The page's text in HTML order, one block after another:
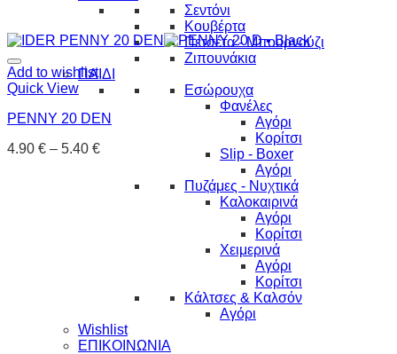
Σεντόνι
Κουβέρτα
Πετσέτα - Μπουρνούζι
Ζιπουνάκια
ΠΑΙΔΙ
Εσώρουχα
Φανέλες
Αγόρι
Κορίτσι
Slip - Boxer
Αγόρι
Πυζάμες - Νυχτικά
Καλοκαιρινά
Αγόρι
Κορίτσι
Χειμερινά
Αγόρι
Κορίτσι
Κάλτσες & Καλσόν
Αγόρι
Wishlist
ΕΠΙΚΟΙΝΩΝΙΑ
Add to wishlist
Quick View
PENNY 20 DEN
4.90 € – 5.40 €